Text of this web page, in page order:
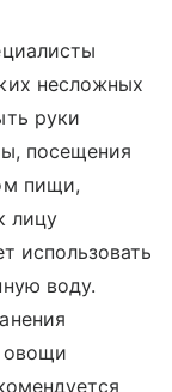
несложных
руки
посещения
пищи,
лицу
использовать
воду.
овощи